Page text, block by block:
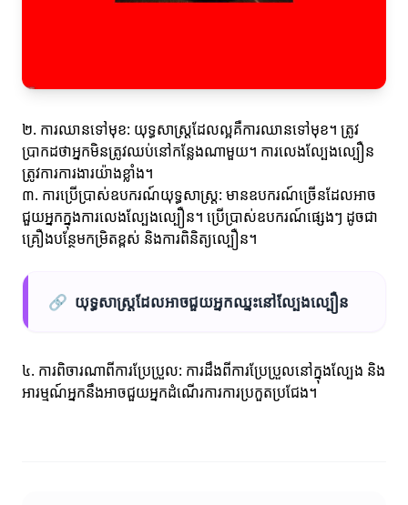
២. ការឈានទៅមុខ: យុទ្ធសាស្ត្រដែលល្អគឺការឈានទៅមុខ។ ត្រូវ
ប្រាកដថាអ្នកមិនត្រូវឈប់នៅកន្លែងណាមួយ។ ការលេងល្បែងល្បឿន
ត្រូវការការងារយ៉ាងខ្លាំង។
៣. ការប្រើប្រាស់ឧបករណ៍យុទ្ធសាស្ត្រ: មានឧបករណ៍ច្រើនដែលអាច
ជួយអ្នកក្នុងការលេងល្បែងល្បឿន។ ប្រើប្រាស់ឧបករណ៍ផ្សេងៗ ដូចជា
គ្រឿងបន្ថែមកម្រិតខ្ពស់ និងការពិនិត្យល្បឿន។
🔗 យុទ្ធសាស្ត្រដែលអាចជួយអ្នកឈ្នះនៅល្បែងល្បឿន
៤. ការពិចារណាពីការប្រែប្រួល: ការដឹងពីការប្រែប្រួលនៅក្នុងល្បែង និង
អារម្មណ៍អ្នកនឹងអាចជួយអ្នកដំណើរការការប្រកួតប្រជែង។